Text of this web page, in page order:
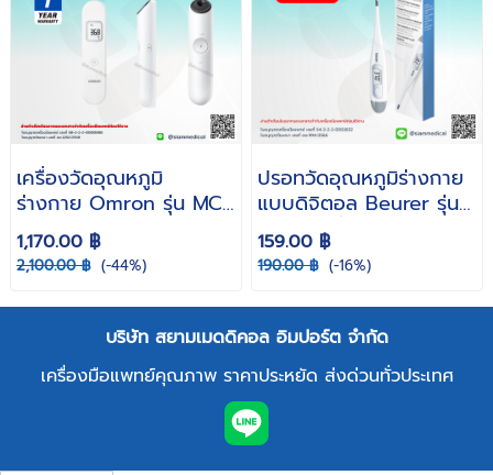
เครื่องวัดอุณหภูมิ
ร่างกาย Omron รุ่น MC-
F300 วัดไข้ ทางหน้าผาก
ไร้การสัมผัส
1,170.00 ฿
2,100.00 ฿ (-44%)
ปรอทวัดอุณหภูมิร่างกาย
แบบดิจิตอล Beurer รุ่น
FT09/1 ที่วัดไข้ ปรอทวัด
ไข้ - กันน้ำ
159.00 ฿
190.00 ฿ (-16%)
บริษัท สยามเมดดิคอล อิมปอร์ต จำกัด
เครื่องมือแพทย์คุณภาพ ราคาประหยัด ส่งด่วนทั่วประเทศ